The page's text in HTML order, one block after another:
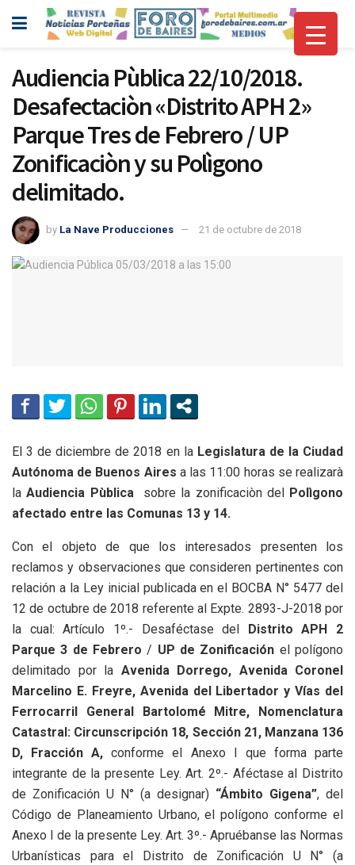
Audiencia Pùblica 22/10/2018.
Desafectaciòn «Distrito APH 2»
Parque Tres de Febrero / UP
Zonificaciòn y su Polìgono
delimitado.
by La Nave Producciones 21 de octubre de 2018
El 3 de diciembre de 2018 en la Legislatura de la Ciudad
Autónoma de Buenos Aires a las 11:00 horas se realizarà
laAudiencia Pùblica sobre la zonificaciòn del
Polìgono
afectado entre las Comunas 13 y 14.
Con el objeto de que los interesados presenten los
reclamos y observaciones que consideren pertinentes con
relación a la Ley inicial publicada en el BOCBA N° 5477 del
12 de octubre de 2018 referente al Expte. 2893-J-2018 por
la cual: Artículo 1º.- Desaféctase del
Distrito APH 2
Parque 3 de Febrero / UP de Zonificación el polígono
delimitado por la Avenida Dorrego, Avenida Coronel
Marcelino E. Freyre, Avenida del Libertador y Vías del
Ferrocarril General Bartolomé Mitre, Nomenclatura
Catastral: Circunscripción 18, Sección 21, Manzana 136
D, Fracción A, conforme el Anexo I que forma parte
integrante de la presente Ley. Art. 2º.- Aféctase al Distrito
de Zonificación U N° (a designar) “Ámbito Gigena”, del
Código de Planeamiento Urbano, el polígono conforme el
Anexo I de la presente Ley. Art. 3º.- Apruébanse las Normas
Urbanísticas para el Distrito de Zonificación U N° (a